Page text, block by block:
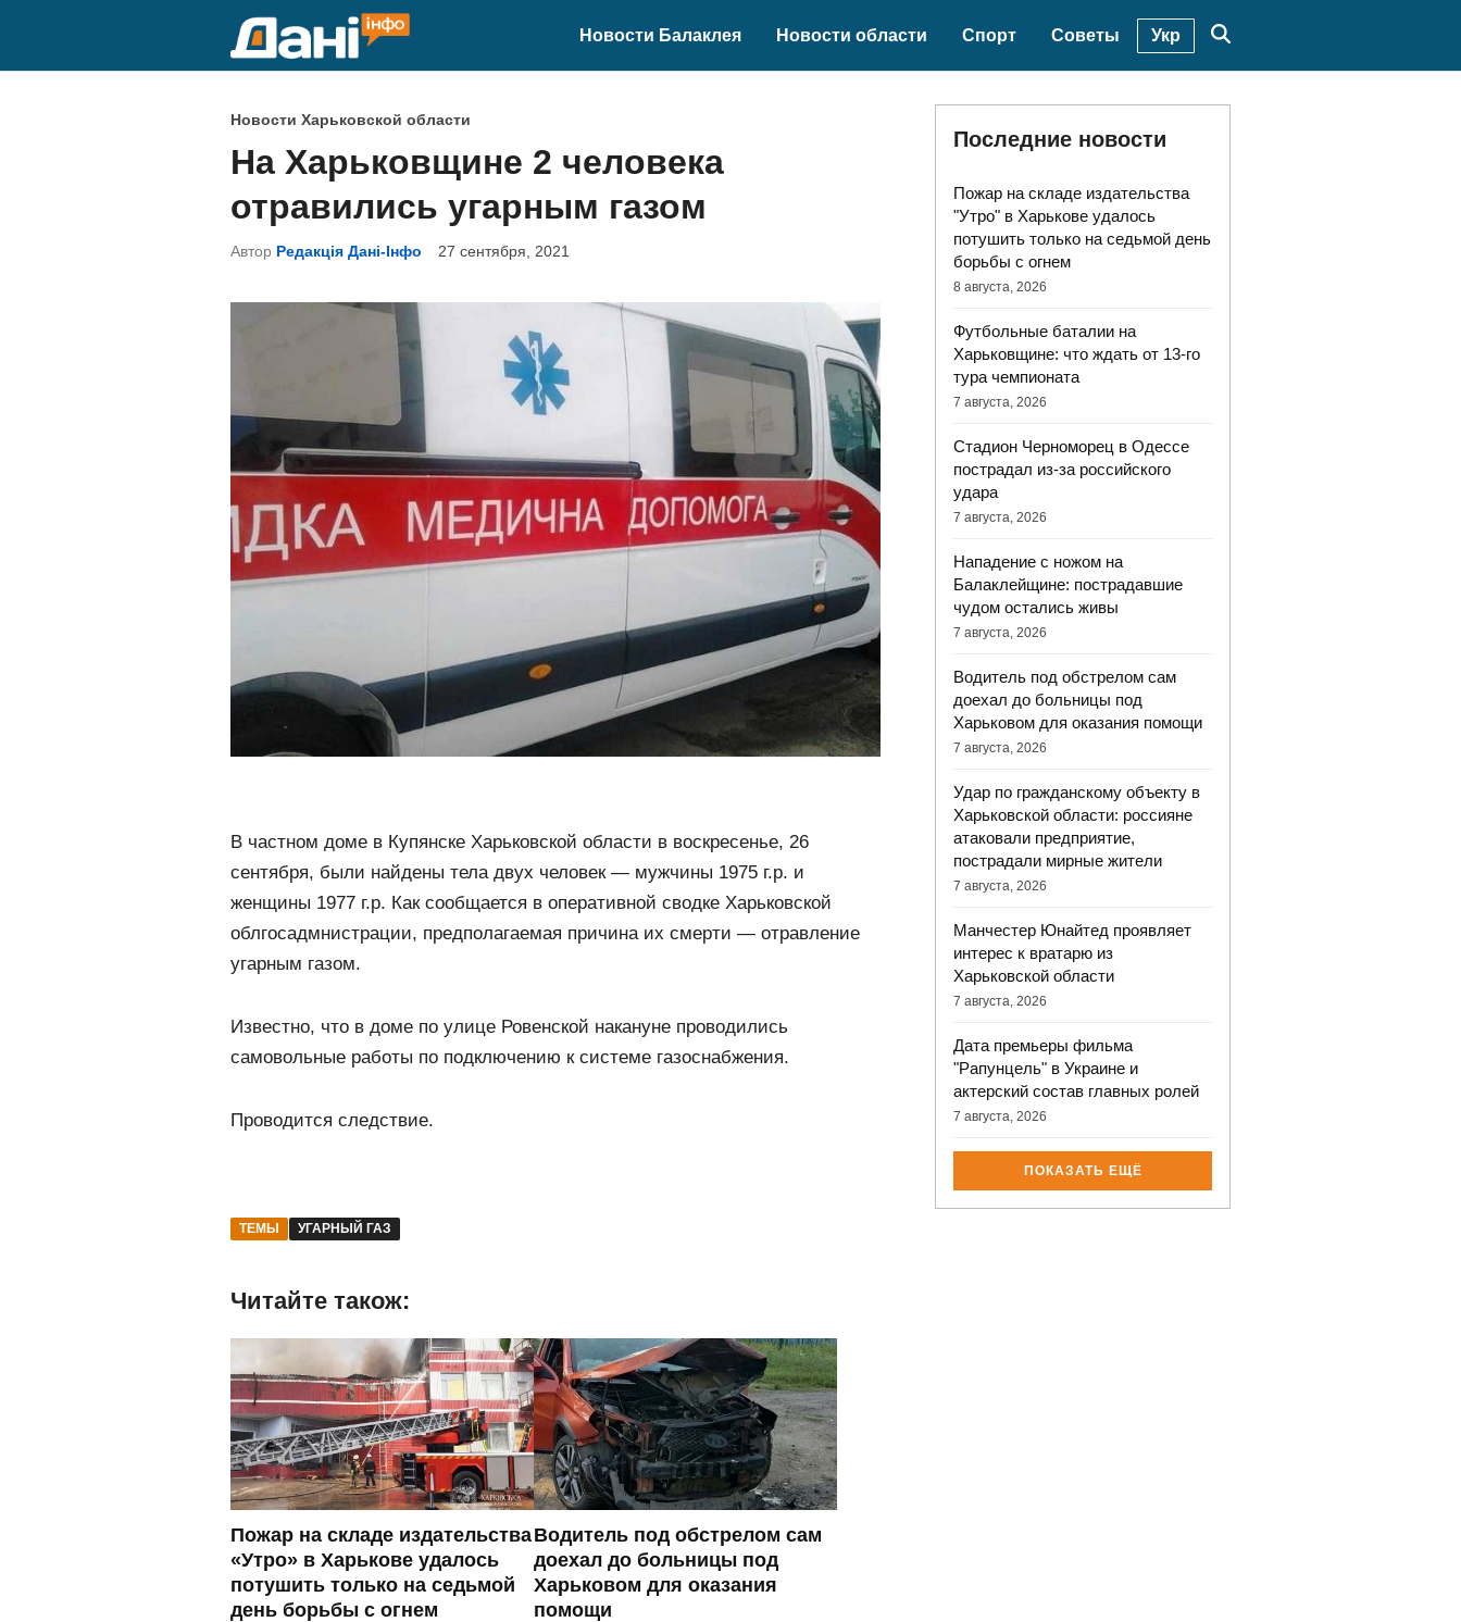
Новости Балаклея Новости области Спорт Советы Укр
О
п
у
б
к
н
о
в
Новости Харьковской области
На Харьковщине 2 человека
отравились угарным газом
Автор Редакція Дані-Інфо 27 сентября, 2021
В частном доме в Купянске Харьковской области в воскресенье, 26
сентября, были найдены тела двух человек — мужчины 1975 г.р. и
женщины 1977 г.р. Как сообщается в оперативной сводке Харьковской
облгосадмнистрации, предполагаемая причина их смерти — отравление
угарным газом.
Известно, что в доме по улице Ровенской накануне проводились
самовольные работы по подключению к системе газоснабжения.
Проводится следствие.
ТЕМЫ УГАРНЫЙ ГАЗ
Читайте також:
Пожар на складе издательства
«Утро» в Харькове удалось
потушить только на седьмой
день борьбы с огнем
Водитель под обстрелом сам
доехал до больницы под
Харьковом для оказания
помощи
Последние новости
Пожар на складе издательства
"Утро" в Харькове удалось
потушить только на седьмой день
борьбы с огнем
8 августа, 2026
Футбольные баталии на
Харьковщине: что ждать от 13-го
тура чемпионата
7 августа, 2026
Стадион Черноморец в Одессе
пострадал из-за российского
удара
7 августа, 2026
Нападение с ножом на
Балаклейщине: пострадавшие
чудом остались живы
7 августа, 2026
Водитель под обстрелом сам
доехал до больницы под
Харьковом для оказания помощи
7 августа, 2026
Удар по гражданскому объекту в
Харьковской области: россияне
атаковали предприятие,
пострадали мирные жители
7 августа, 2026
Манчестер Юнайтед проявляет
интерес к вратарю из
Харьковской области
7 августа, 2026
Дата премьеры фильма
"Рапунцель" в Украине и
актерский состав главных ролей
7 августа, 2026
ПОКАЗАТЬ ЕЩЁ